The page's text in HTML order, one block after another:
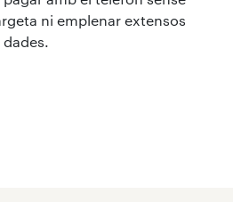
ni emplenar extensos